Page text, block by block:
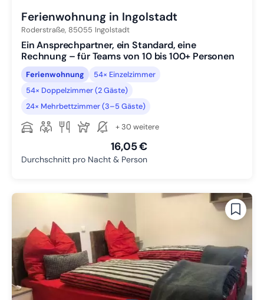
Ferienwohnung in Ingolstadt
Roderstraße, 85055 Ingolstadt
Ein Ansprechpartner, ein Standard, eine
Rechnung – für Teams von 10 bis 100+ Personen
Ferienwohnung
54× Einzelzimmer
54× Doppelzimmer (2 Gäste)
24× Mehrbettzimmer (3–5 Gäste)
+ 30 weitere
16,05 €
Durchschnitt pro Nacht & Person